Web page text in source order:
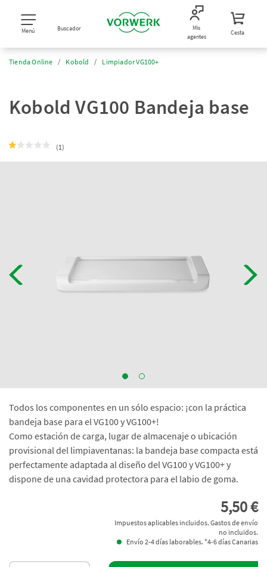
Menú Buscador
Mis
agentes
Cesta
Tienda Online Kobold Limpiador VG100+
Kobold VG100 Bandeja base
(1)
Todos los componentes en un sólo espacio: ¡con la práctica
bandeja base para el VG100 y VG100+!
Como estación de carga, lugar de almacenaje o ubicación
provisional del limpiaventanas: la bandeja base compacta está
perfectamente adaptada al diseño del VG100 y VG100+ y
dispone de una cavidad protectora para el labio de goma.
5,50 €
Impuestos aplicables incluidos. Gastos de envío
no incluidos.
Envío 2-4 días laborables. *4-6 días Canarias